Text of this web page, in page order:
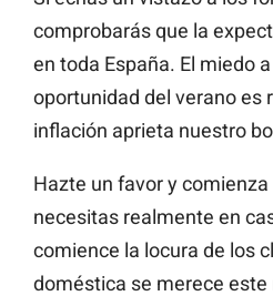
comprobarás que la
en toda España. El miedo
oportunidad del verano es
inflación aprieta nuestro
Hazte un favor y comienza
necesitas realmente en
comience la locura de los
doméstica se merece